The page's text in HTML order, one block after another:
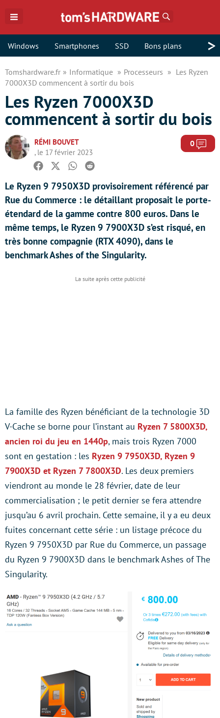
Windows Smartphones SSD Bons plans >
Tomshardware.fr Informatique Processeurs
Les Ryzen
7000X3D commencent à sortir du bois
Les Ryzen 7000X3D
commencent à sortir du bois
RÉMI BOUVET
, le 17 février 2023
0
Facebook
TwitterWhatsapp
Reddit
Le Ryzen 9 7950X3D provisoirement référencé par
Rue du Commerce : le détaillant proposait le porte-
étendard de la gamme contre 800 euros. Dans le
même temps, le Ryzen 9 7900X3D s’est risqué, en
très bonne compagnie (RTX 4090), dans le
benchmark Ashes of the Singularity.
La famille des Ryzen bénéficiant de la technologie 3D
V-Cache se borne pour l’instant au Ryzen 7 5800X3D,
ancien roi du jeu en 1440p, mais trois Ryzen 7000
sont en gestation : les Ryzen 9 7950X3D, Ryzen 9
7900X3D et Ryzen 7 7800X3D. Les deux premiers
viendront au monde le 28 février, date de leur
commercialisation ; le petit dernier se fera attendre
jusqu’au 6 avril prochain. Cette semaine, il y a eu deux
fuites concernant cette série : un listage précoce du
Ryzen 9 7950X3D par Rue du Commerce, un passage
du Ryzen 9 7900X3D dans le benchmark Ashes of The
Singularity.